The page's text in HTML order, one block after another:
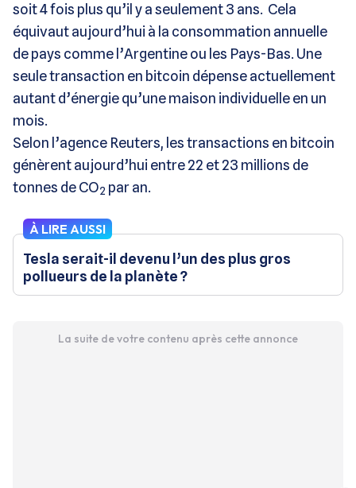
soit 4 fois plus qu’il y a seulement 3 ans. Cela
équivaut aujourd’hui à la consommation annuelle
de pays comme l’Argentine ou les Pays-Bas. Une
seule transaction en bitcoin dépense actuellement
autant d’énergie qu’une maison individuelle en un
mois.
Selon l’agence Reuters, les transactions en bitcoin
génèrent aujourd’hui entre 22 et 23 millions de
tonnes de CO2 par an.
À LIRE AUSSI
Tesla serait-il devenu l’un des plus gros
pollueurs de la planète ?
La suite de votre contenu après cette annonce